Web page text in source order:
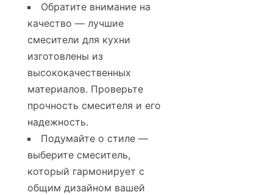
Обратите внимание на
качество — лучшие
смесители для кухни
изготовлены из
высококачественных
материалов. Проверьте
прочность смесителя и его
надежность.
Подумайте о стиле —
выберите смеситель,
который гармонирует с
общим дизайном вашей